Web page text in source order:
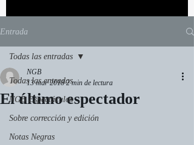
Entrada
Todas las entradas
NGB Espectáculos
Sobre corrección y edición
Notas Negras
Todas las entradas
El último espectador
NGB
13 mar 2018 2 min de lectura